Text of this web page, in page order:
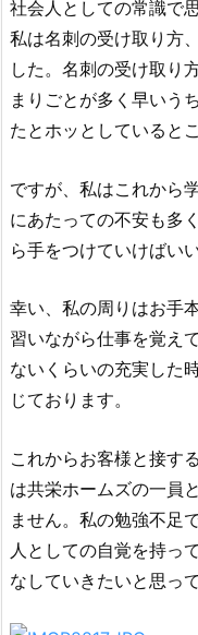
社会人としての常識で
私は名刺の受け取り方
した。 名刺の受け取り
まりごとが多く早いう
たとホッとしていると
ですが、私はこれから
にあたっての不安も多
ら手をつけていけばい
幸い、私の周りはお手
習いながら仕事を覚え
ないくらいの充実した
じております。
これからお客様と接す
は共栄ホー ムズの一員
ません。 私の勉強不足
人としての自覚を持って
なしていきたいと思っ